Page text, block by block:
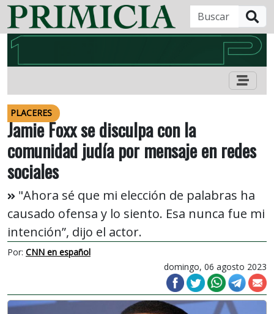
PLACERES
Jamie Foxx se disculpa con la
comunidad judía por mensaje en redes
sociales
"Ahora sé que mi elección de palabras ha
causado ofensa y lo siento. Esa nunca fue mi
intención”, dijo el actor.
Por: CNN en español
domingo, 06 agosto 2023